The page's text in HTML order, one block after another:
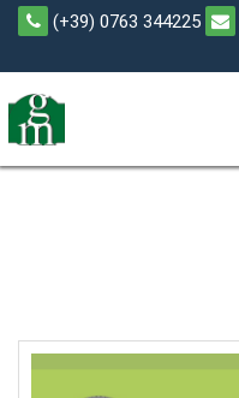
Skip
(+39) 0763 344225